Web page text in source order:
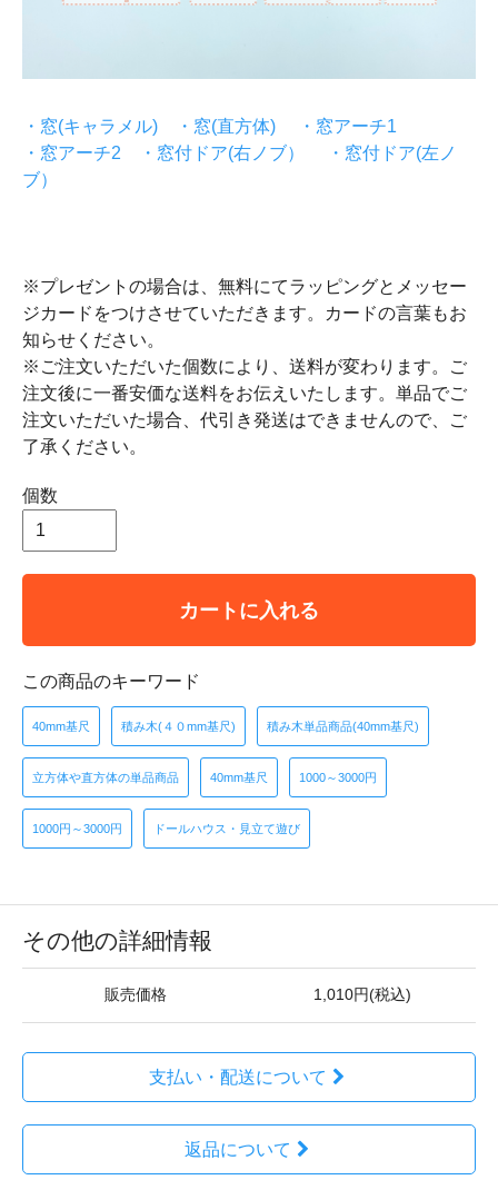
・窓(キャラメル) ・窓(直方体)
・窓アーチ1
・窓アーチ2
・窓付ドア(右ノブ）
・窓付ドア(左ノ
ブ）
※プレゼントの場合は、無料にてラッピングとメッセー
ジカードをつけさせていただきます。カードの言葉もお
知らせください。
※ご注文いただいた個数により、送料が変わります。ご
注文後に一番安価な送料をお伝えいたします。単品でご
注文いただいた場合、代引き発送はできませんので、ご
了承ください。
個数
カートに入れる
この商品のキーワード
40mm基尺 積み木(４０mm基尺) 積み木単品商品(40mm基尺)
立方体や直方体の単品商品 40mm基尺 1000～3000円
1000円～3000円 ドールハウス・見立て遊び
その他の詳細情報
販売価格 1,010円(税込)
支払い・配送について
返品について